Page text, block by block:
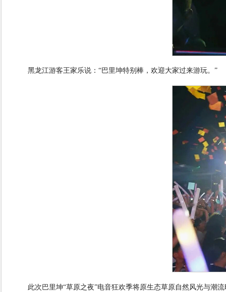
黑龙江游客王家乐说：“巴里坤特别棒，欢迎大家过来游玩。”
此次巴里坤“草原之夜”电音狂欢季将原生态草原自然风光与潮